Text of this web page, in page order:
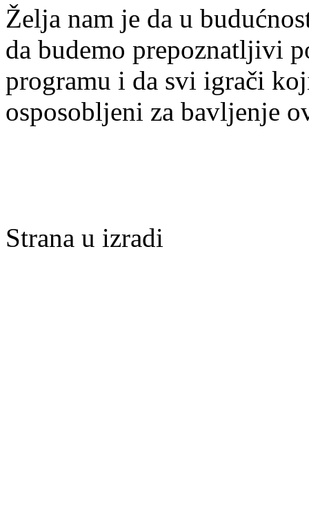
Želja nam je da u
da budemo prepoznatljivi
programu i da svi igrači
osposobljeni za bavljenje
Strana u izradi